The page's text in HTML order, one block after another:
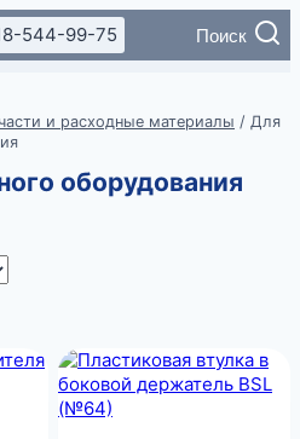
544-99-75 Поиск
и расходные материалы / Для
оборудования